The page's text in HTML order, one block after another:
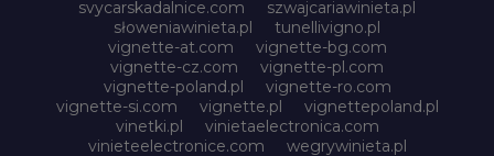
svycarskadalnice.com
szwajcariawinieta.pl
słoweniawinieta.pl
tunellivigno.pl
vignette-at.com
vignette-bg.com
vignette-cz.com
vignette-pl.com
vignette-poland.pl
vignette-ro.com
vignette-si.com
vignette.pl
vignettepoland.pl
vinetki.pl
vinietaelectronica.com
vinieteelectronice.com
wegrywinieta.pl